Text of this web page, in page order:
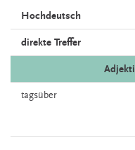
Hochdeutsch
direkte Treffer
tagsüber